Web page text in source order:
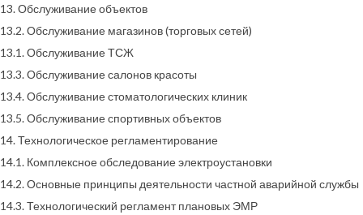
13. Обслуживание объектов
13.2. Обслуживание магазинов (торговых сетей)
13.1. Обслуживание ТСЖ
13.3. Обслуживание салонов красоты
13.4. Обслуживание стоматологических клиник
13.5. Обслуживание спортивных объектов
14. Технологическое регламентирование
14.1. Комплексное обследование электроустановки
14.2. Основные принципы деятельности частной аварийной службы
14.3. Технологический регламент плановых ЭМР